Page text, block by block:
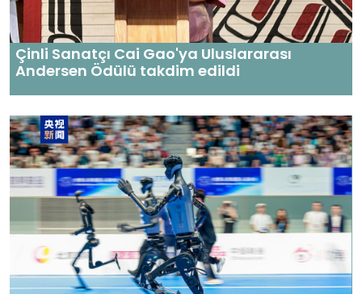
Çinli Sanatçı Cai Gao'ya Uluslararası
Andersen Ödülü takdim edildi